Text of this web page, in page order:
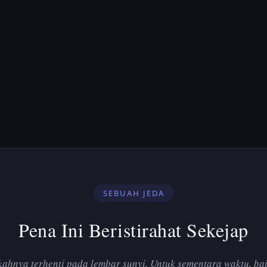
SEBUAH JEDA
Pena Ini Beristirahat Sekejap
terhenti pada lembar sunyi. Untuk sementara waktu,